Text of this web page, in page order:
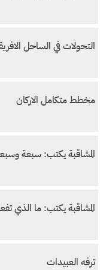
التحولات في الساحل
مخطط متكامل الاركان
المشاقبة يكتب: سبعة
المشاقبة يكتب: ما الذي
ترفه العبيدات